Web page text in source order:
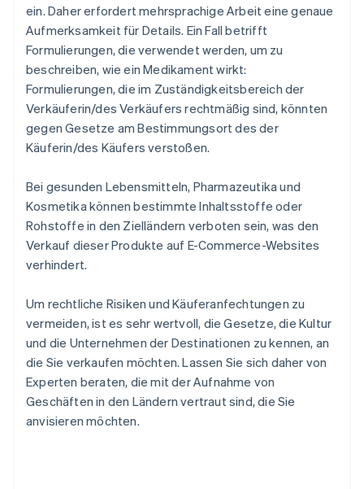
ein. Daher erfordert mehrsprachige Arbeit eine genaue
Aufmerksamkeit für Details. Ein Fall betrifft
Formulierungen, die verwendet werden, um zu
beschreiben, wie ein Medikament wirkt:
Formulierungen, die im Zuständigkeitsbereich der
Verkäuferin/des Verkäufers rechtmäßig sind, könnten
gegen Gesetze am Bestimmungsort des der
Käuferin/des Käufers verstoßen.
Bei gesunden Lebensmitteln, Pharmazeutika und
Kosmetika können bestimmte Inhaltsstoffe oder
Rohstoffe in den Zielländern verboten sein, was den
Verkauf dieser Produkte auf E-Commerce-Websites
verhindert.
Um rechtliche Risiken und Käuferanfechtungen zu
vermeiden, ist es sehr wertvoll, die Gesetze, die Kultur
und die Unternehmen der Destinationen zu kennen, an
die Sie verkaufen möchten. Lassen Sie sich daher von
Experten beraten, die mit der Aufnahme von
Geschäften in den Ländern vertraut sind, die Sie
anvisieren möchten.